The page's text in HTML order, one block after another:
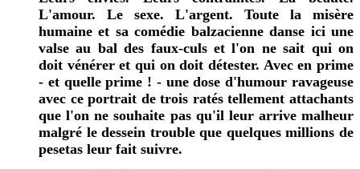
L'amour. Le sexe. L'argent. Toute la misère
humaine et sa comédie balzacienne danse ici une
valse au bal des faux-culs et l'on ne sait qui on
doit vénérer et qui on doit détester. Avec en prime
- et quelle prime ! - une dose d'humour ravageuse
avec ce portrait de trois ratés tellement attachants
que l'on ne souhaite pas qu'il leur arrive malheur
malgré le dessein trouble que quelques millions de
pesetas leur fait suivre.